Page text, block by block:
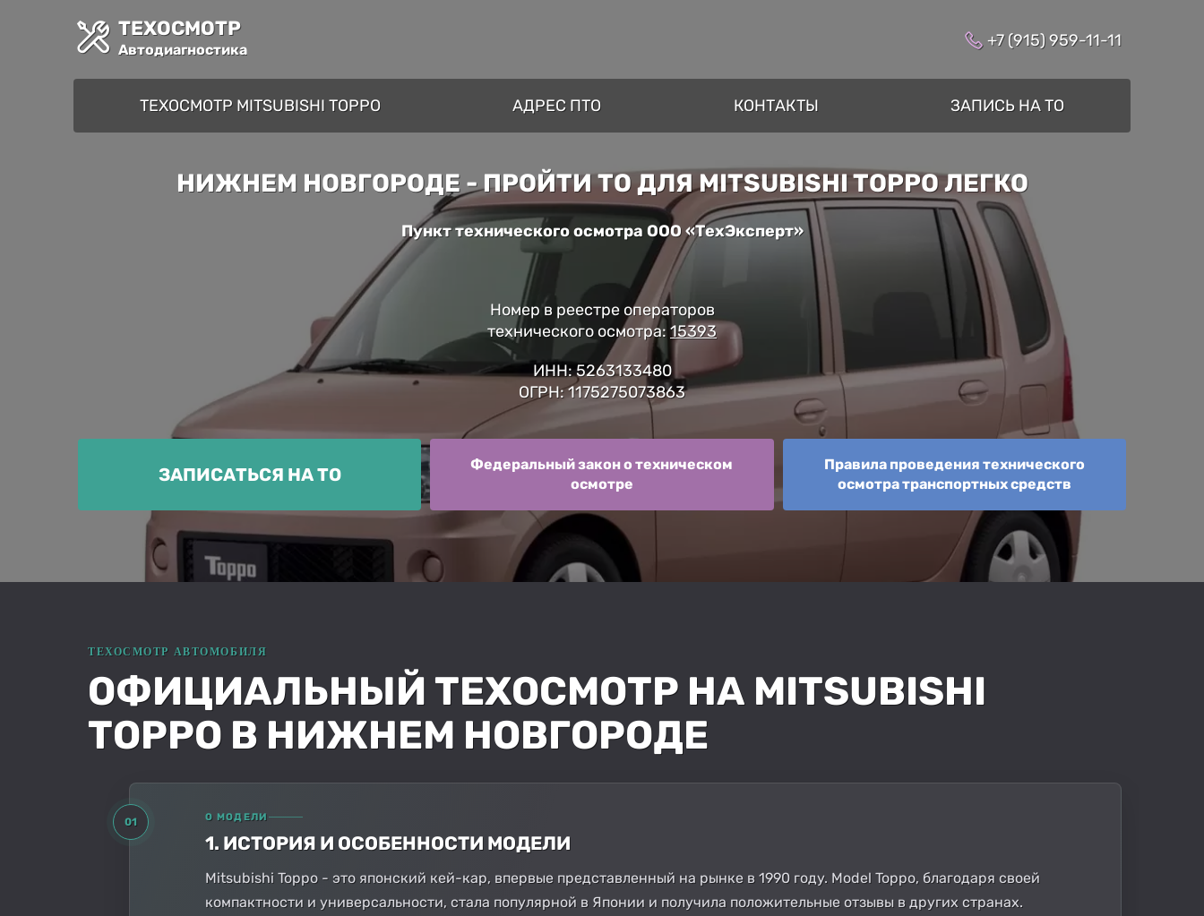
ТЕХОСМОТР
Автодиагностика +7 (915) 959-11-11
ТЕХОСМОТР MITSUBISHI TOPPO АДРЕС ПТО КОНТАКТЫ ЗАПИСЬ НА ТО
НИЖНЕМ НОВГОРОДЕ - ПРОЙТИ ТО ДЛЯ MITSUBISHI TOPPO ЛЕГКО
Пункт технического осмотра ООО «ТехЭксперт»
Номер в реестре операторов
технического осмотра: 15393
ИНН: 5263133480
ОГРН: 1175275073863
ЗАПИСАТЬСЯ НА ТО
Федеральный закон о техническом
осмотре
Правила проведения технического
осмотра транспортных средств
ОФИЦИАЛЬНЫЙ ТЕХОСМОТР НА MITSUBISHI
TOPPO В НИЖНЕМ НОВГОРОДЕ
01 О МОДЕЛИ
1. ИСТОРИЯ И ОСОБЕННОСТИ МОДЕЛИ
Mitsubishi Toppo - это японский кей-кар, впервые представленный на рынке в 1990 году. Model Toppo, благодаря своей
компактности и универсальности, стала популярной в Японии и получила положительные отзывы в других странах.